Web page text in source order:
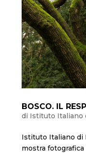
BOSCO. IL
di Istituto Italiano
Istituto Italiano di
mostra fotografica